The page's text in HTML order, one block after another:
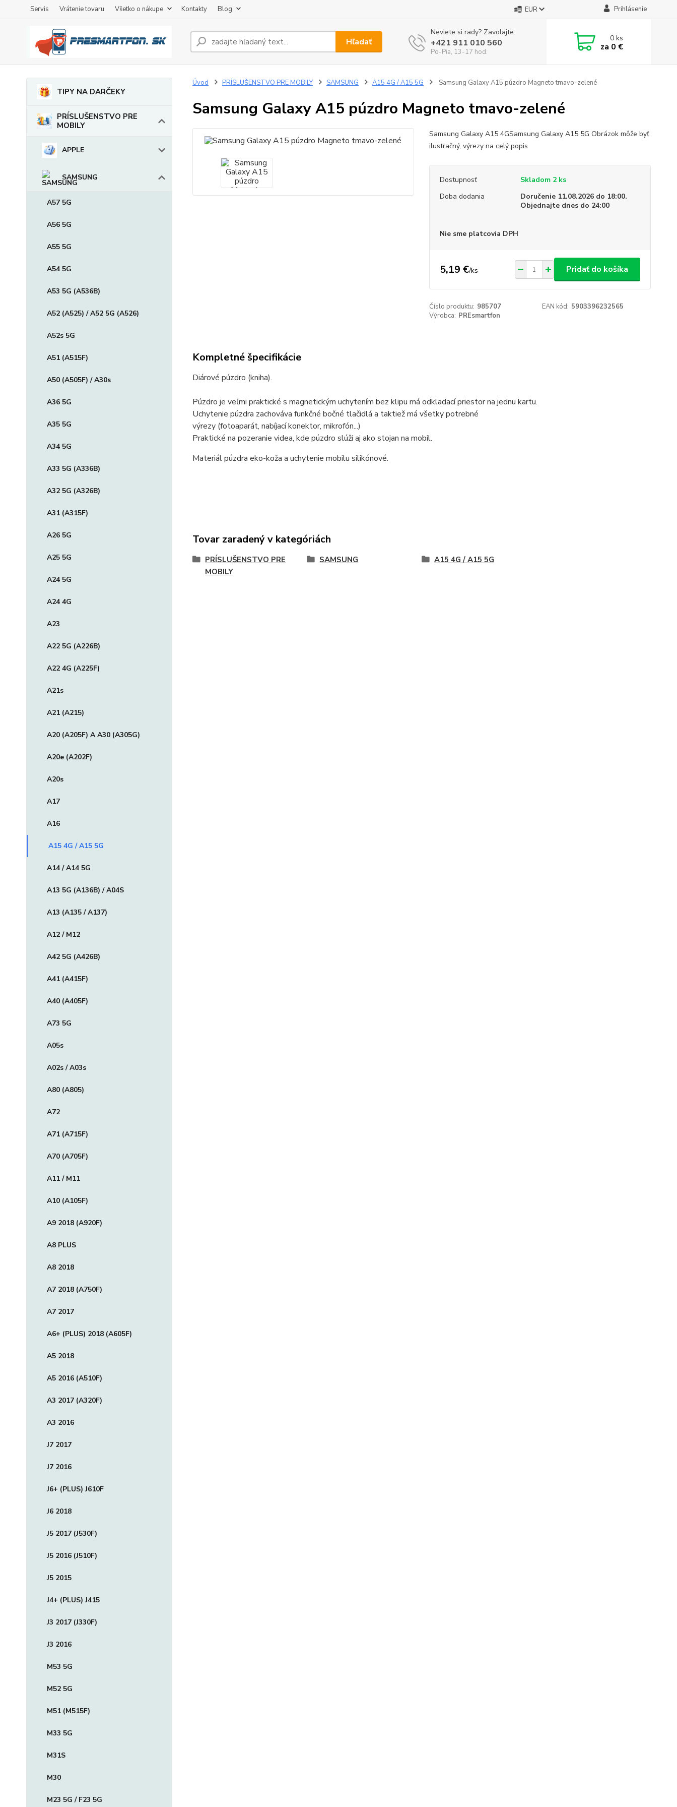
Servis Vrátenie tovaru Všetko o nákupe Kontakty Blog EUR Prihlásenie
Hľadať
Neviete si rady? Zavolajte.
+421 911 010 560
Po-Pia, 13-17 hod.
0ks
za 0 €
TIPY NA DARČEKY
PRÍSLUŠENSTVO PRE
MOBILY
APPLE
SAMSUNG
A57 5G
A56 5G
A55 5G
A54 5G
A53 5G (A536B)
A52 (A525) / A52 5G (A526)
A52s 5G
A51 (A515F)
A50 (A505F) / A30s
A36 5G
A35 5G
A34 5G
A33 5G (A336B)
A32 5G (A326B)
A31 (A315F)
A26 5G
A25 5G
A24 5G
A24 4G
A23
A22 5G (A226B)
A22 4G (A225F)
A21s
A21 (A215)
A20 (A205F) A A30 (A305G)
A20e (A202F)
A20s
A17
A16
A15 4G / A15 5G
A14 / A14 5G
A13 5G (A136B) / A04S
A13 (A135 / A137)
A12 / M12
A42 5G (A426B)
A41 (A415F)
A40 (A405F)
A73 5G
A05s
A02s / A03s
A80 (A805)
A72
A71 (A715F)
A70 (A705F)
A11 / M11
A10 (A105F)
A9 2018 (A920F)
A8 PLUS
A8 2018
A7 2018 (A750F)
A7 2017
A6+ (PLUS) 2018 (A605F)
A5 2018
A5 2016 (A510F)
A3 2017 (A320F)
A3 2016
J7 2017
J7 2016
J6+ (PLUS) J610F
J6 2018
J5 2017 (J530F)
J5 2016 (J510F)
J5 2015
J4+ (PLUS) J415
J3 2017 (J330F)
J3 2016
M53 5G
M52 5G
M51 (M515F)
M33 5G
M31S
M30
M23 5G / F23 5G
Úvod PRÍSLUŠENSTVO PRE MOBILY SAMSUNG A15 4G / A15 5G Samsung Galaxy A15 púzdro Magneto tmavo-zelené
Samsung Galaxy A15 púzdro Magneto tmavo-zelené
Samsung Galaxy A15 4GSamsung Galaxy A15 5G Obrázok môže byť
ilustračný, výrezy na celý popis
Dostupnosť
Skladom 2 ks
Doba dodania
Doručenie 11.08.2026 do 18:00.
Objednajte dnes do 24:00
Nie sme platcovia DPH
5,19 €/ks Pridať do košíka
Číslo produktu: 985707 EAN kód: 5903396232565
Výrobca: PREsmartfon
Kompletné špecifikácie
Diárové púzdro (kniha).
Púzdro je veľmi praktické s magnetickým uchytením bez klipu má odkladací priestor na jednu kartu.
Uchytenie púzdra zachováva funkčné bočné tlačidlá a taktiež má všetky potrebné
výrezy (fotoaparát, nabíjací konektor, mikrofón...)
Praktické na pozeranie videa, kde púzdro slúži aj ako stojan na mobil.
Materiál púzdra eko-koža a uchytenie mobilu silikónové.
Tovar zaradený v kategóriách
PRÍSLUŠENSTVO PRE
MOBILY
SAMSUNG A15 4G / A15 5G